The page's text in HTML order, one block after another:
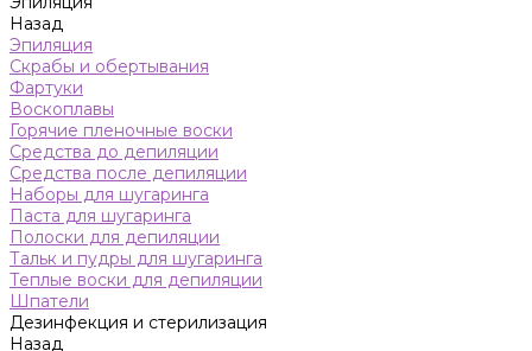
Назад
Эпиляция
Скрабы и обертывания
Фартуки
Воскоплавы
Горячие пленочные воски
Средства до депиляции
Средства после депиляции
Наборы для шугаринга
Паста для шугаринга
Полоски для депиляции
Тальк и пудры для шугаринга
Теплые воски для депиляции
Шпатели
Дезинфекция и стерилизация
Назад